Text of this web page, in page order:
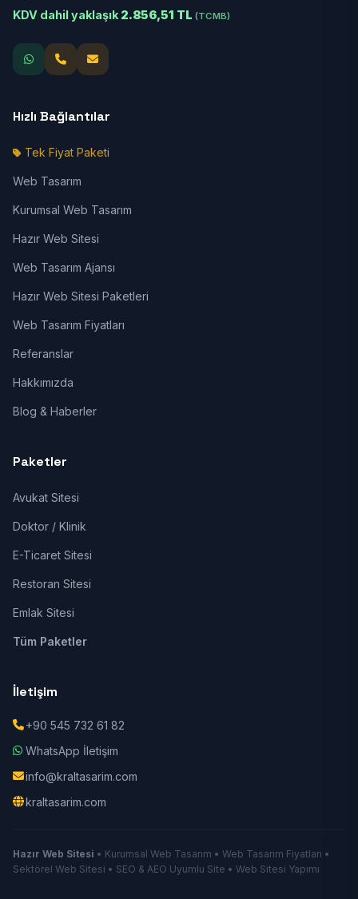
KDV dahil yaklaşık 2.856,51 TL (TCMB)
Hızlı Bağlantılar
Tek Fiyat Paketi
Web Tasarım
Kurumsal Web Tasarım
Hazır Web Sitesi
Web Tasarım Ajansı
Hazır Web Sitesi Paketleri
Web Tasarım Fiyatları
Referanslar
Hakkımızda
Blog & Haberler
Paketler
Avukat Sitesi
Doktor / Klinik
E-Ticaret Sitesi
Restoran Sitesi
Emlak Sitesi
Tüm Paketler
İletişim
+90 545 732 61 82
WhatsApp İletişim
info@kraltasarim.com
kraltasarim.com
Hazır Web Sitesi • Kurumsal Web Tasarım • Web Tasarım Fiyatları •
Sektörel Web Sitesi • SEO & AEO Uyumlu Site • Web Sitesi Yapımı